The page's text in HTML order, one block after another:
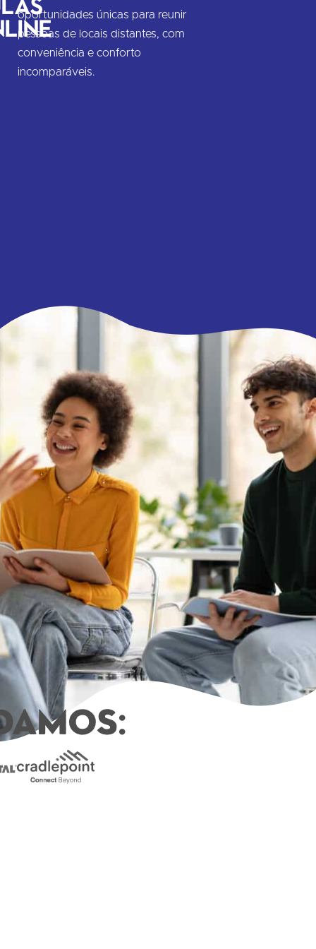
oportunidades únicas para reunir
pessoas de locais distantes, com
conveniência e conforto
incomparáveis.